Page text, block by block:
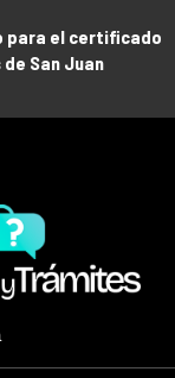
para el certificado
San Juan